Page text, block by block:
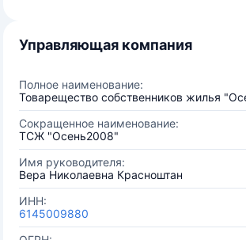
Управляющая компания
Полное наименование:
Товарещество собственников жилья
Сокращенное наименование:
ТСЖ "Осень2008"
Имя руководителя:
Вера Николаевна Красноштан
ИНН:
6145009880